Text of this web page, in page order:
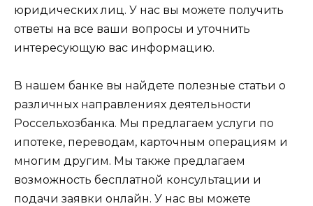
юридических лиц. У нас вы можете получить
ответы на все ваши вопросы и уточнить
интересующую вас информацию.
В нашем банке вы найдете полезные статьи о
различных направлениях деятельности
Россельхозбанка. Мы предлагаем услуги по
ипотеке, переводам, карточным операциям и
многим другим. Мы также предлагаем
возможность бесплатной консультации и
подачи заявки онлайн. У нас вы можете